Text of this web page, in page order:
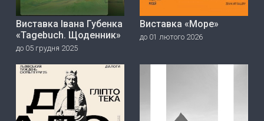
Виставка Івана Губенка
«Tagebuch. Щоденник»
до 05 грудня 2025
Виставка «Море»
до 01 лютого 2026